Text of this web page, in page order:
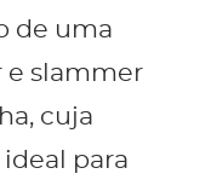
de uma
e slammer
cuja
para